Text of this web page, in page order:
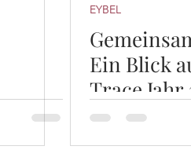
EYBEL
Ein Blick
Trace Jahr